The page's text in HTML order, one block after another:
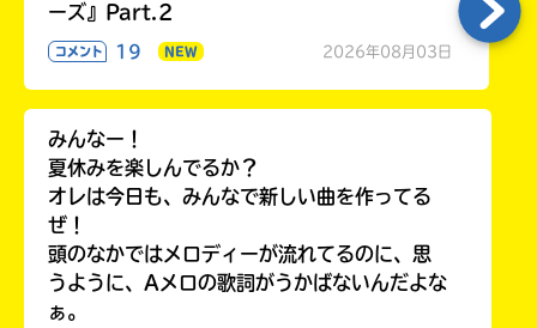
ーズ』Part.2
コメント 19 NEW 2026年08月03日
みんなー！
夏休みを楽しんでるか？
オレは今日も、みんなで新しい曲を作ってる
ぜ！
頭のなかではメロディーが流れてるのに、思
うように、Aメロの歌詞がうかばないんだよな
ぁ。